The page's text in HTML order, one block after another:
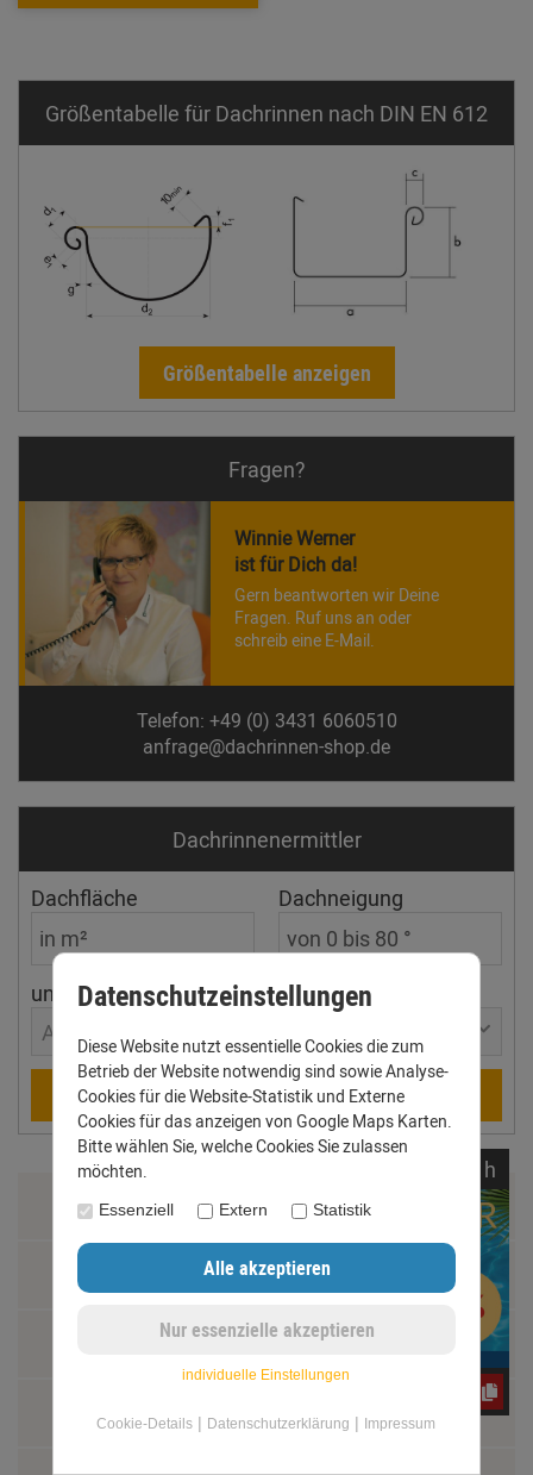
Größentabelle für Dachrinnen nach DIN EN 612
Größentabelle anzeigen
Fragen?
Winnie Werner
ist für Dich da!
Gern beantworten wir Deine
Fragen. Ruf uns an oder
schreib eine E-Mail.
Telefon: +49 (0) 3431 6060510
anfrage@dachrinnen-shop.de
Dachrinnen­ermittler
Dachfläche Dachneigung
ungefährer Ort
Aachen
Berechnen
Zahlung & Versand
Datenschutz
AGB
Impressum
h
Datenschutzeinstellungen
Diese Website nutzt essentielle Cookies die zum
Betrieb der Website notwendig sind sowie Analyse-
Cookies für die Website-Statistik und Externe
Cookies für das anzeigen von Google Maps Karten.
Bitte wählen Sie, welche Cookies Sie zulassen
möchten.
Essenziell Extern Statistik
individuelle Einstellungen
Cookie-Details | Datenschutzerklärung | Impressum